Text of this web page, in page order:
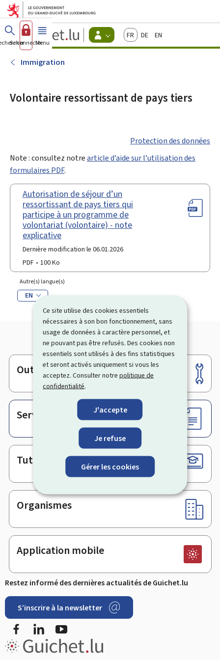
Ce site utilise des cookies essentiels
nécessaires à son bon fonctionnement, sans
usage de données à caractère personnel, et
ne pouvant pas être refusés. Des cookies non
essentiels sont utilisés à des fins statistiques
et seront activés uniquement si vous les
acceptez. Consulter notrepolitique de
confidentialité.
J'accepte
Je refuse
Gérer les cookies
Aller au menu principal
Aller au contenu
Guichet.lu
Changer
d'espace
FrançaisDeutschEnglish
Se connecterMenu principal
Immigration
Volontaire ressortissant de pays tiers
Protection des données
Note : consultez notrearticle d’aide sur l’utilisation des
formulaires PDF.
Autorisation de séjour d’un
ressortissant de pays tiers qui
participe à un programme de
volontariat (volontaire) - note
explicative
Dernière modification le 06.01.2026
PDF
100 Ko
Autre(s) langue(s)
EN
Pied
de
page
Outils
Services en ligne & Formulaires
Tutoriels
Organismes
Application mobile
Restez informé des dernières actualités de Guichet.lu
S’inscrire à la newsletter
FacebookLinkedIn